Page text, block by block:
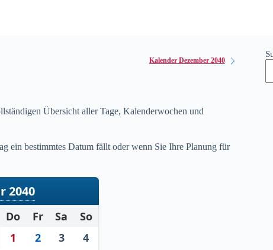
Kalender Dezember 2040
Übersicht aller Tage, Kalenderwochen und
ein bestimmtes Datum fällt oder wenn Sie Ihre Planung für
2040
Do Fr Sa
So
1 2 3
4